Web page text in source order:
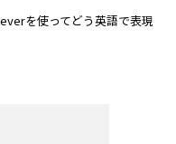
を使ってどう英語で表現